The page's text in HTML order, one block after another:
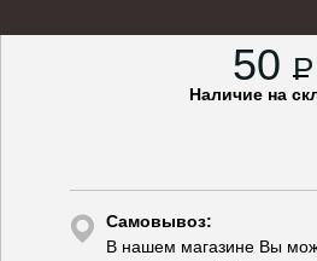
50 P
Наличие на
Самовывоз:
В нашем магазине Вы